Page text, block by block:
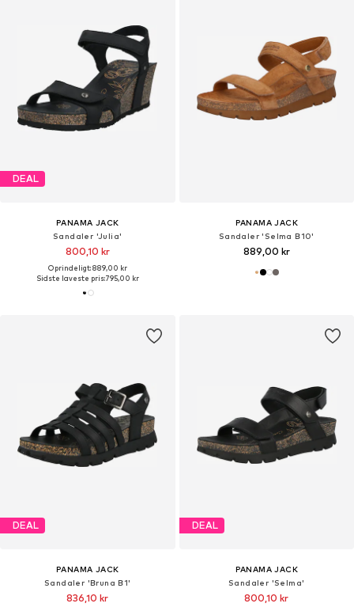
DEAL
PANAMA JACK
Sandaler 'Julia'
800,10 kr
Oprindeligt: 889,00 kr
Sidste laveste pris:795,00 kr
PANAMA JACK
Sandaler 'Selma B10'
889,00 kr
DEAL
PANAMA JACK
Sandaler 'Bruna B1'
836,10 kr
DEAL
PANAMA JACK
Sandaler 'Selma'
800,10 kr